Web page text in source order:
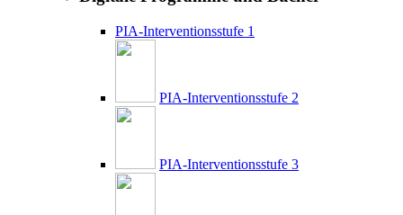
PIA-Interventionsstufe 1
PIA-Interventionsstufe 2
PIA-Interventionsstufe 3